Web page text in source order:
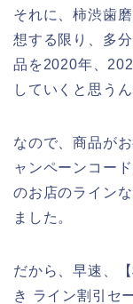
それに、柿渋歯
想する限り、多
品を2020年、
していくと思う
なので、商品が
ャンペーンコー
のお店のライン
ました。
だから、早速、
き ライン割引セ